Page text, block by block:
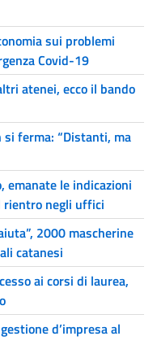
sui problemi
Covid-19
atenei, ecco il bando
si ferma: “Distanti, ma
emanate le indicazioni
rientro negli uffici
2000 mascherine
catanesi
ai corsi di laurea,
d’impresa al